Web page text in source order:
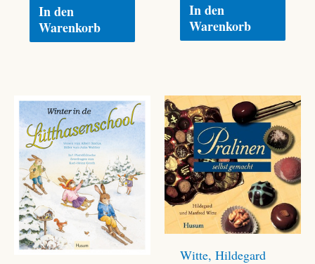
In den
Warenkorb
In den
Warenkorb
Witte, Hildegard